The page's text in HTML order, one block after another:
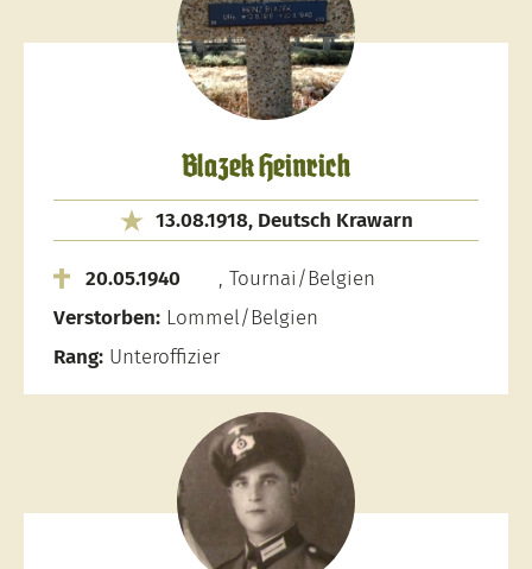
Blazek Heinrich
13.08.1918, Deutsch Krawarn
20.05.1940
, Tournai/Belgien
Verstorben: Lommel/Belgien
Rang: Unteroffizier